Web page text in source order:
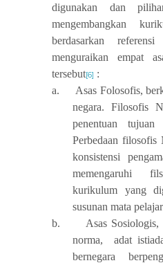
digunakan dan
mengembangkan
berdasarkan
menguraikan empat
tersebut[6] :
a.
Asas Folosofis,
negara. Filosofis
penentuan tujuan
Perbedaan filosofis
konsistensi
memengaruhi
kurikulum yang
susunan mata
b.
Asas
norma, adat
bernegara